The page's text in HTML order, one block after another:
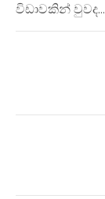
විඩාවකින් වුවද...